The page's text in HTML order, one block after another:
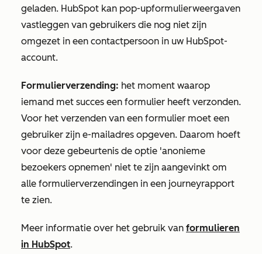
geladen. HubSpot kan pop-upformulierweergaven
vastleggen van gebruikers die nog niet zijn
omgezet in een contactpersoon in uw HubSpot-
account.
Formulierverzending: het moment waarop
iemand met succes een formulier heeft verzonden.
Voor het verzenden van een formulier moet een
gebruiker zijn e-mailadres opgeven. Daarom hoeft
voor deze gebeurtenis de optie 'anonieme
bezoekers opnemen' niet te zijn aangevinkt om
alle formulierverzendingen in een journeyrapport
te zien.
Meer informatie over het gebruik van formulieren
in HubSpot.